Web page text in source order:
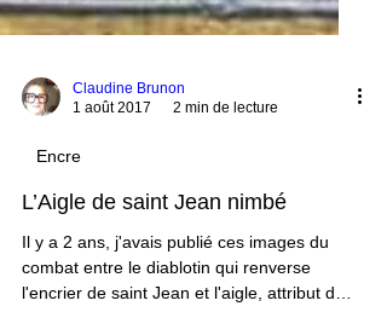
Claudine Brunon
1 août 2017
2 min de lecture
Encre